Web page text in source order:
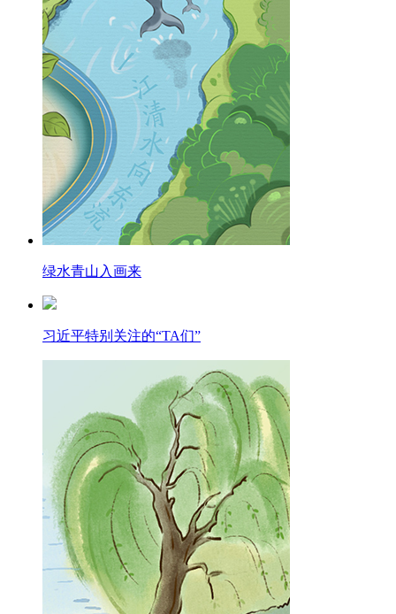
绿水青山入画来
习近平特别关注的“TA们”